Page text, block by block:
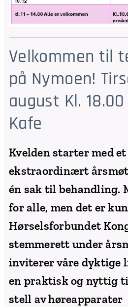
Velkommen til
på Nymoen!
august Kl.
Kafe
Kvelden starter med
ekstraordinært
én sak til behandling.
for alle, men det er
Hørselsforbundet
stemmerett under
inviterer våre dyktige
en praktisk og nyttig
stell av høreapparater